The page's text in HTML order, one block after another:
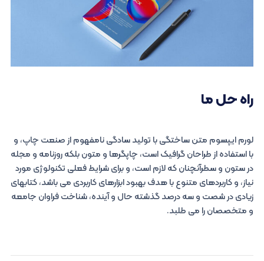
راه حل ما
لورم ایپسوم متن ساختگی با تولید سادگی نامفهوم از صنعت چاپ، و
با استفاده از طراحان گرافیک است، چاپگرها و متون بلکه روزنامه و مجله
در ستون و سطرآنچنان که لازم است، و برای شرایط فعلی تکنولوژی مورد
نیاز، و کاربردهای متنوع با هدف بهبود ابزارهای کاربردی می باشد، کتابهای
زیادی در شصت و سه درصد گذشته حال و آینده، شناخت فراوان جامعه
و متخصصان را می طلبد.